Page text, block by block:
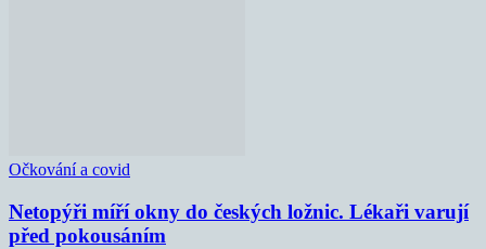
Očkování a covid
Netopýři míří okny do českých ložnic. Lékaři varují
před pokousáním